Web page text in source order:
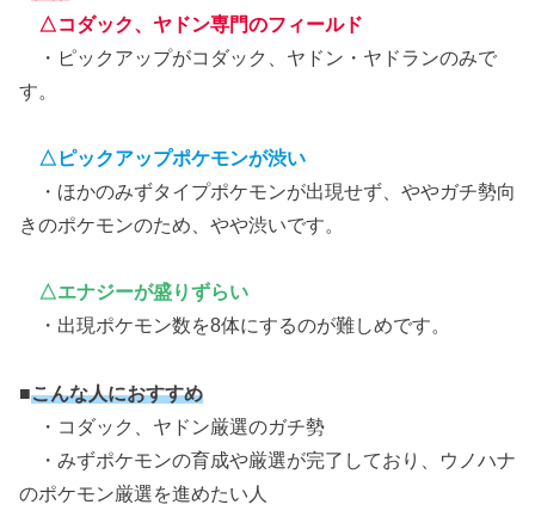
△コダック、ヤドン専門のフィールド
・ピックアップがコダック、ヤドン・ヤドランのみで
す。
△ピックアップポケモンが渋い
・ほかのみずタイプポケモンが出現せず、ややガチ勢向
きのポケモンのため、やや渋いです。
△エナジーが盛りずらい
・出現ポケモン数を8体にするのが難しめです。
■こんな人におすすめ
・コダック、ヤドン厳選のガチ勢
・みずポケモンの育成や厳選が完了しており、ウノハナ
のポケモン厳選を進めたい人